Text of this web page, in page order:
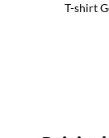
T-shirt